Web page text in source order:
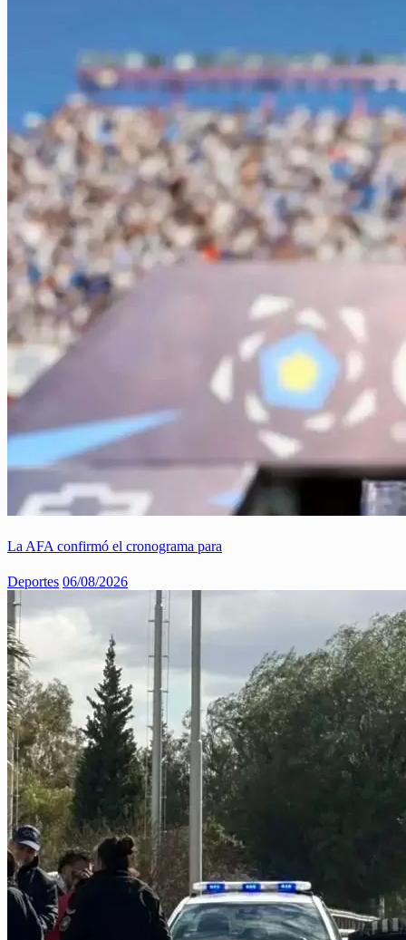
La AFA confirmó el cronograma para
Deportes 06/08/2026